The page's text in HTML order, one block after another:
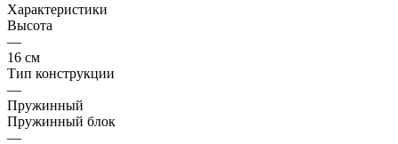
Характеристики
Высота
—
16 см
Тип конструкции
—
Пружинный
Пружинный блок
—